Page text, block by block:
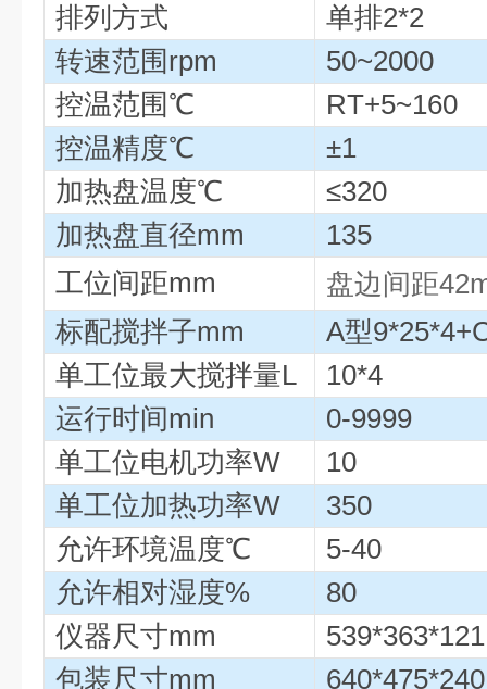
排列方式
单排2*2
转速范围rpm
50~2000
控温范围℃
RT+5~160
控温精度℃
±1
加热盘温度℃
≤320
加热盘直径mm
135
工位间距mm
盘边间距
标配搅拌子mm
A型
单工位最大搅拌量L
10*4
运行时间min
0-9999
单工位电机功率W
10
单工位加热功率W
350
允许环境温度℃
5-40
允许相对湿度%
80
仪器尺寸mm
539*363*121
包装尺寸mm
640*475*240